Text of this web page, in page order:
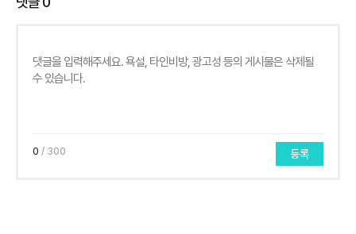
0 / 300 등록